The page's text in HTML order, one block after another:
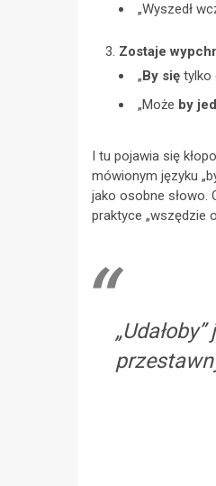
„Wyszedł
Zostaje
„ By się tylko
„Może by
I tu pojawia się
mówionym języku
jako osobne słowo.
praktyce „wszędzie